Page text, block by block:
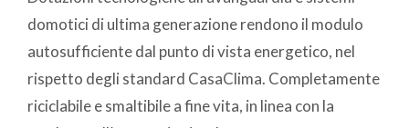
domotici di ultima generazione rendono il modulo
autosufficiente dal punto di vista energetico, nel
rispetto degli standard CasaClima. Completamente
riciclabile e smaltibile a fine vita, in linea con la